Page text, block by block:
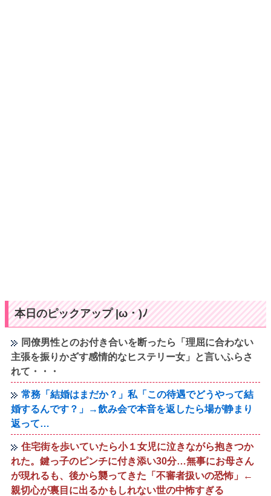
本日のピックアップ |ω・)ﾉ
同僚男性とのお付き合いを断ったら「理屈に合わない
主張を振りかざす感情的なヒステリー女」と言いふらさ
れて・・・
常務「結婚はまだか？」私「この待遇でどうやって結
婚するんです？」→飲み会で本音を返したら場が静まり
返って…
住宅街を歩いていたら小１女児に泣きながら抱きつか
れた。鍵っ子のピンチに付き添い30分…無事にお母さん
が現れるも、後から襲ってきた「不審者扱いの恐怖」←
親切心が裏目に出るかもしれない世の中怖すぎる